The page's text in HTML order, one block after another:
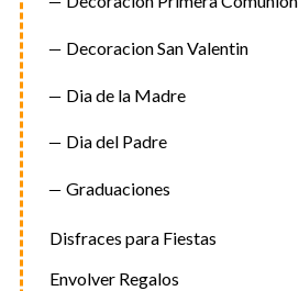
Decoracion San Valentin
Dia de la Madre
Dia del Padre
Graduaciones
Disfraces para Fiestas
Envolver Regalos